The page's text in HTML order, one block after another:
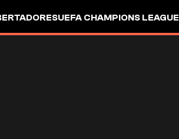
UEFA CHAMPIONS LEAGUE